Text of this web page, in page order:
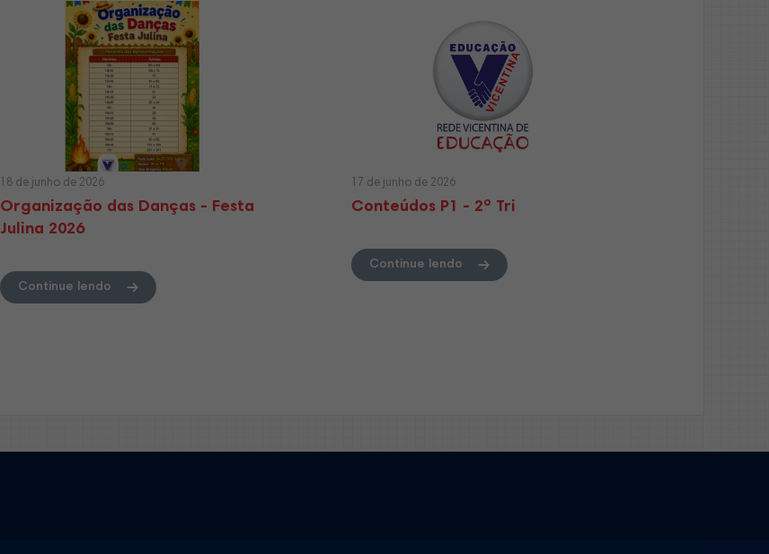
18 de junho de 2026
Organização das Danças - Festa
Julina 2026
Continue lendo
17 de junho de 2026
Conteúdos P1 - 2º Tri
Continue lendo